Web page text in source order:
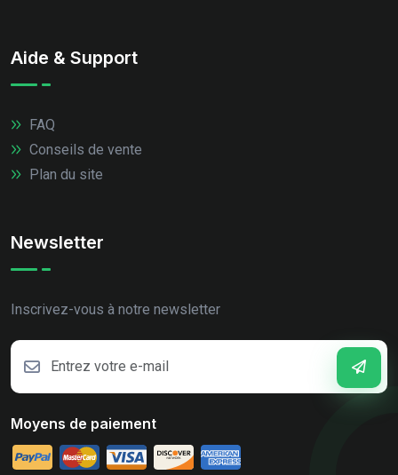
Aide & Support
FAQ
Conseils de vente
Plan du site
Newsletter
Inscrivez-vous à notre newsletter
Moyens de paiement